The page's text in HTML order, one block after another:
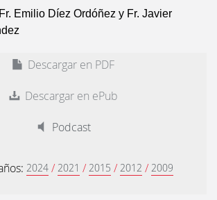
Fr. Emilio Díez Ordóñez y Fr. Javier
Descargar en PDF
Descargar en ePub
Podcast
2024 / 2021 / 2015 / 2012 / 2009